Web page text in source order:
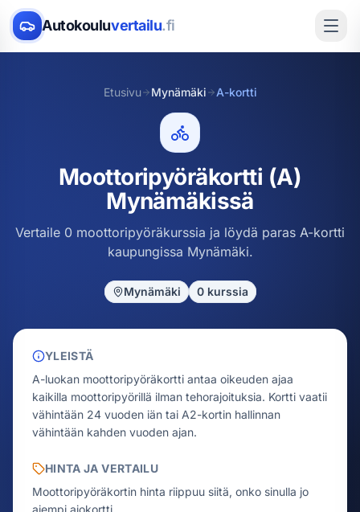
Autokouluvertailu.fi
Etusivu Mynämäki A-kortti
Moottoripyöräkortti (A)
Mynämäkissä
Vertaile 0 moottoripyöräkurssia ja löydä paras A-kortti
kaupungissa Mynämäki.
Mynämäki 0kurssia
YLEISTÄ
A-luokan moottoripyöräkortti antaa oikeuden ajaa
kaikilla moottoripyörillä ilman tehorajoituksia. Kortti vaatii
vähintään 24 vuoden iän tai A2-kortin hallinnan
vähintään kahden vuoden ajan.
HINTA JA VERTAILU
Moottoripyöräkortin hinta riippuu siitä, onko sinulla jo
aiempi ajokortti.